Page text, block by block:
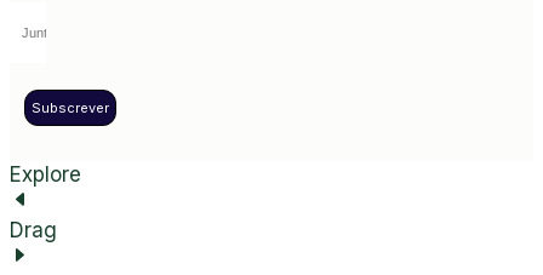
Subscrever
Explore
Drag